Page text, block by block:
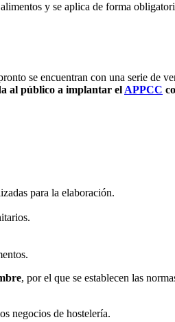
y se aplica de forma
se encuentran con una serie de
al público a implantar el APPCC
para la elaboración.
, por el que se establecen las
negocios de hostelería.